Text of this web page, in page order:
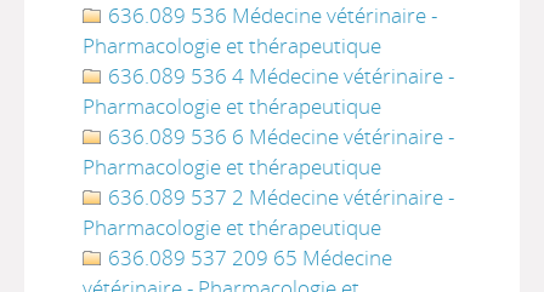
636.089 536 Médecine vétérinaire -
Pharmacologie et thérapeutique
636.089 536 4 Médecine vétérinaire -
Pharmacologie et thérapeutique
636.089 536 6 Médecine vétérinaire -
Pharmacologie et thérapeutique
636.089 537 2 Médecine vétérinaire -
Pharmacologie et thérapeutique
636.089 537 209 65 Médecine